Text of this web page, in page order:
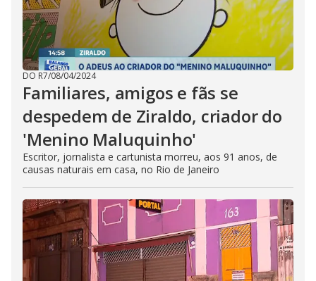
DO R7/08/04/2024
Familiares, amigos e fãs se
despedem de Ziraldo, criador do
'Menino Maluquinho'
Escritor, jornalista e cartunista morreu, aos 91 anos, de
causas naturais em casa, no Rio de Janeiro